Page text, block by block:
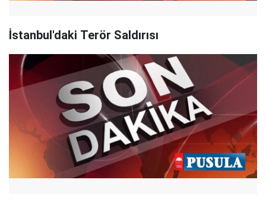
İstanbul'daki Terör Saldırısı